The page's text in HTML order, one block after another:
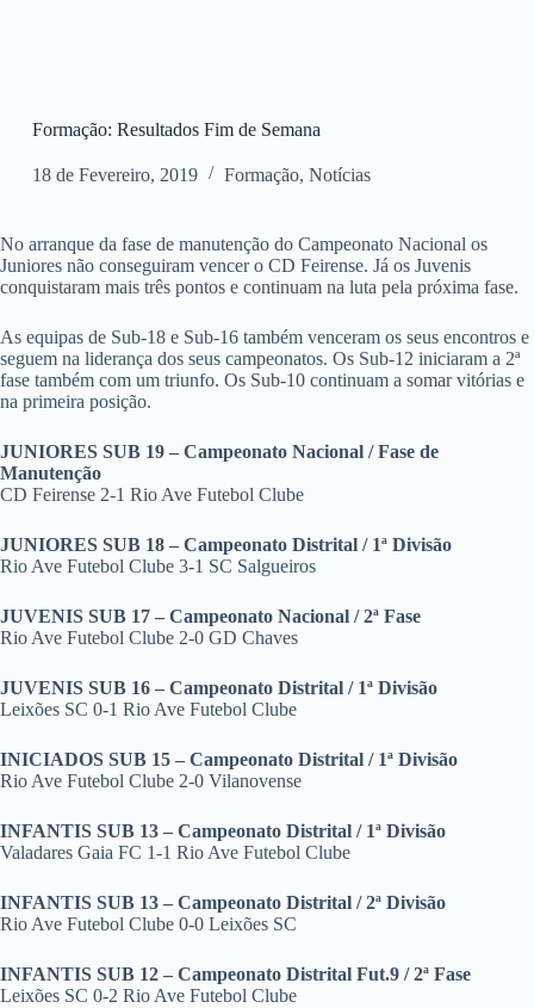
Formação: Resultados Fim de Semana
18 de Fevereiro, 2019 Formação, Notícias
No arranque da fase de manutenção do Campeonato Nacional os
Juniores não conseguiram vencer o CD Feirense. Já os Juvenis
conquistaram mais três pontos e continuam na luta pela próxima fase.
As equipas de Sub-18 e Sub-16 também venceram os seus encontros e
seguem na liderança dos seus campeonatos. Os Sub-12 iniciaram a 2ª
fase também com um triunfo. Os Sub-10 continuam a somar vitórias e
na primeira posição.
JUNIORES SUB 19 – Campeonato Nacional / Fase de
Manutenção
CD Feirense 2-1 Rio Ave Futebol Clube
JUNIORES SUB 18 – Campeonato Distrital / 1ª Divisão
Rio Ave Futebol Clube 3-1 SC Salgueiros
JUVENIS SUB 17 – Campeonato Nacional / 2ª Fase
Rio Ave Futebol Clube 2-0 GD Chaves
JUVENIS SUB 16 – Campeonato Distrital / 1ª Divisão
Leixões SC 0-1 Rio Ave Futebol Clube
INICIADOS SUB 15 – Campeonato Distrital / 1ª Divisão
Rio Ave Futebol Clube 2-0 Vilanovense
INFANTIS SUB 13 – Campeonato Distrital / 1ª Divisão
Valadares Gaia FC 1-1 Rio Ave Futebol Clube
INFANTIS SUB 13 – Campeonato Distrital / 2ª Divisão
Rio Ave Futebol Clube 0-0 Leixões SC
INFANTIS SUB 12 – Campeonato Distrital Fut.9 / 2ª Fase
Leixões SC 0-2 Rio Ave Futebol Clube